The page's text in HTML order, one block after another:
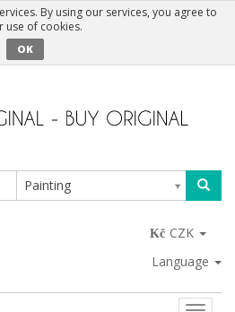
By using our services, you agree to
use of cookies.
OK
Painting
CZK
Language